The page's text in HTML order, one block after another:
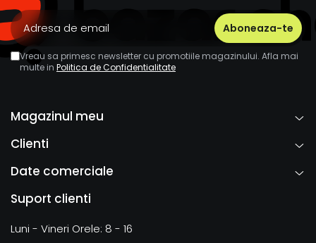
Vreau sa primesc newsletter cu promotiile magazinului. Afla mai
multe in Politica de Confidentialitate
Magazinul meu
Clienti
Date comerciale
Suport clienti
Luni - Vineri Orele: 8 - 16